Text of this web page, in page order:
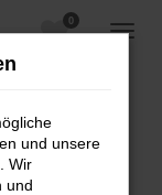
0
und unsere
Wir
und